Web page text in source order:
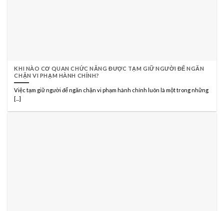
KHI NÀO CƠ QUAN CHỨC NĂNG ĐƯỢC TẠM GIỮ NGƯỜI ĐỂ NGĂN
CHẶN VI PHẠM HÀNH CHÍNH?
Việc tạm giữ người để ngăn chặn vi phạm hành chính luôn là một trong những
[...]